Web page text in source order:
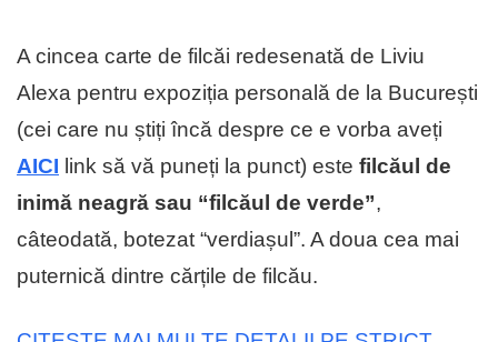
A cincea carte de filcăi redesenată de Liviu
Alexa pentru expoziția personală de la București
(cei care nu știți încă despre ce e vorba aveți
AICI link să vă puneți la punct) este filcăul de
inimă neagră sau “filcăul de verde”,
câteodată, botezat “verdiașul”. A doua cea mai
puternică dintre cărțile de filcău.